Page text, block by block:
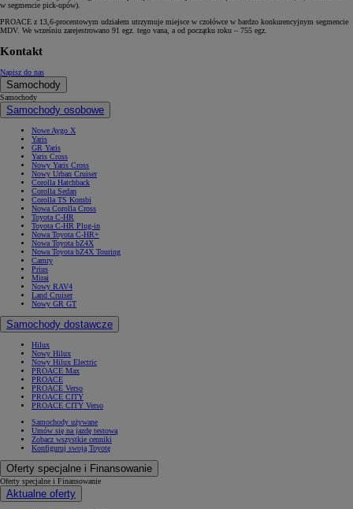
w segmencie pick-upów).
PROACE z 13,6-procentowym udziałem utrzymuje miejsce w czołówce w bardzo konkurencyjnym segmencie
MDV. We wrześniu zarejestrowano 91 egz. tego vana, a od początku roku – 755 egz.
Kontakt
Napisz do nas
Samochody
Samochody
Samochody osobowe
Nowe Aygo X
Yaris
GR Yaris
Yaris Cross
Nowy Yaris Cross
Nowy Urban Cruiser
Corolla Hatchback
Corolla Sedan
Corolla TS Kombi
Nowa Corolla Cross
Toyota C-HR
Toyota C-HR Plug-in
Nowa Toyota C-HR+
Nowa Toyota bZ4X
Nowa Toyota bZ4X Touring
Camry
Prius
Mirai
Nowy RAV4
Land Cruiser
Nowy GR GT
Samochody dostawcze
Hilux
Nowy Hilux
Nowy Hilux Electric
PROACE Max
PROACE
PROACE Verso
PROACE CITY
PROACE CITY Verso
Samochody używane
Umów się na jazdę testową
Zobacz wszystkie cenniki
Konfiguruj swoją Toyotę
Oferty specjalne i Finansowanie
Oferty specjalne i Finansowanie
Aktualne oferty